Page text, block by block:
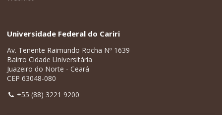
Universidade Federal do Cariri
Av. Tenente Raimundo Rocha Nº 1639
Bairro Cidade Universitária
Juazeiro do Norte - Ceará
CEP 63048-080
+55 (88) 3221 9200